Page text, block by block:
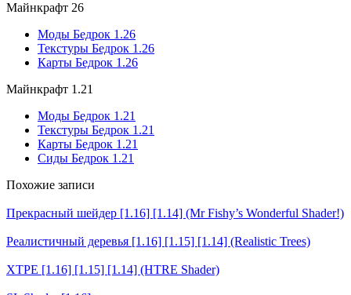
Майнкрафт 26
Моды Бедрок 1.26
Текстуры Бедрок 1.26
Карты Бедрок 1.26
Майнкрафт 1.21
Моды Бедрок 1.21
Текстуры Бедрок 1.21
Карты Бедрок 1.21
Сиды Бедрок 1.21
Похожие записи
Прекрасный шейдер [1.16] [1.14] (Mr Fishy’s Wonderful Shader!)
Реалистичный деревья [1.16] [1.15] [1.14] (Realistic Trees)
ХТРЕ [1.16] [1.15] [1.14] (HTRE Shader)